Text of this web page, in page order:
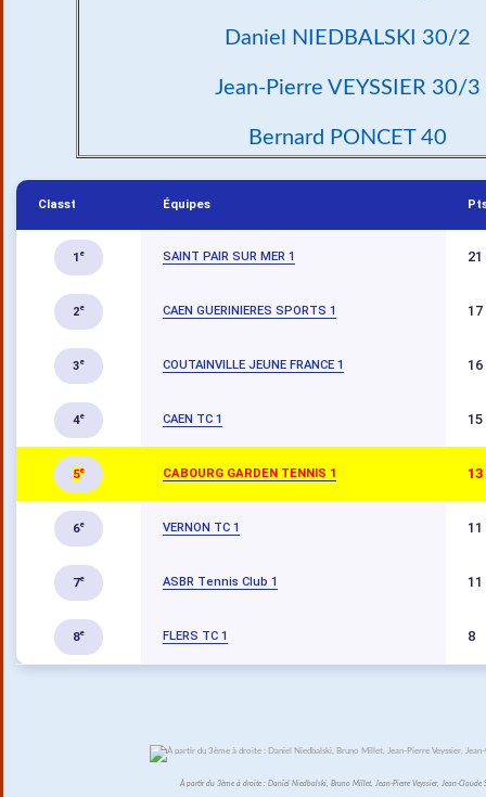
Daniel NIEDBALSKI 30/2
Jean-Pierre VEYSSIER 30/3
Bernard PONCET 40
Classt Équipes
1 e SAINT PAIR SUR MER 1 21
2e CAEN GUERINIERES SPORTS 1 17
3e COUTAINVILLE JEUNE FRANCE 1 16
4e CAEN TC 1 15
5e CABOURG GARDEN TENNIS 1 13
6e VERNON TC 1 11
7e ASBR Tennis Club 1 11
8e FLERS TC 1 8
À partir du 3ème à droite : Daniel Niedbalski, Bruno Millet, Jean-Pierre Veyssier, Jean-Claude